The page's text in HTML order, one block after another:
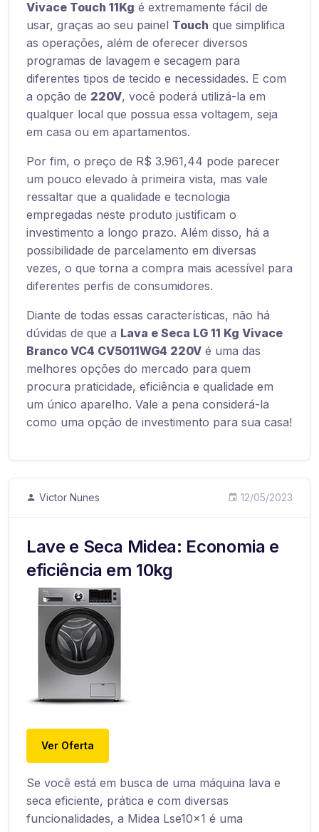
Vivace Touch 11Kg é extremamente fácil de
usar, graças ao seu painel Touch que simplifica
as operações, além de oferecer diversos
programas de lavagem e secagem para
diferentes tipos de tecido e necessidades. E com
a opção de 220V, você poderá utilizá-la em
qualquer local que possua essa voltagem, seja
em casa ou em apartamentos.
Por fim, o preço de R$ 3.961,44 pode parecer
um pouco elevado à primeira vista, mas vale
ressaltar que a qualidade e tecnologia
empregadas neste produto justificam o
investimento a longo prazo. Além disso, há a
possibilidade de parcelamento em diversas
vezes, o que torna a compra mais acessível para
diferentes perfis de consumidores.
Diante de todas essas características, não há
dúvidas de que a Lava e Seca LG 11 Kg Vivace
Branco VC4 CV5011WG4 220V é uma das
melhores opções do mercado para quem
procura praticidade, eficiência e qualidade em
um único aparelho. Vale a pena considerá-la
como uma opção de investimento para sua casa!
Victor Nunes 12/05/2023
Lave e Seca Midea: Economia e
eficiência em 10kg
Ver Oferta
Se você está em busca de uma máquina lava e
seca eficiente, prática e com diversas
funcionalidades, a Midea Lse10x1 é uma